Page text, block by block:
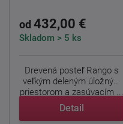
od 432,00 €
Skladom > 5 ks
Drevená posteľ Rango s
veľkým deleným úložným
priestorom a zasúvacím ...
Detail